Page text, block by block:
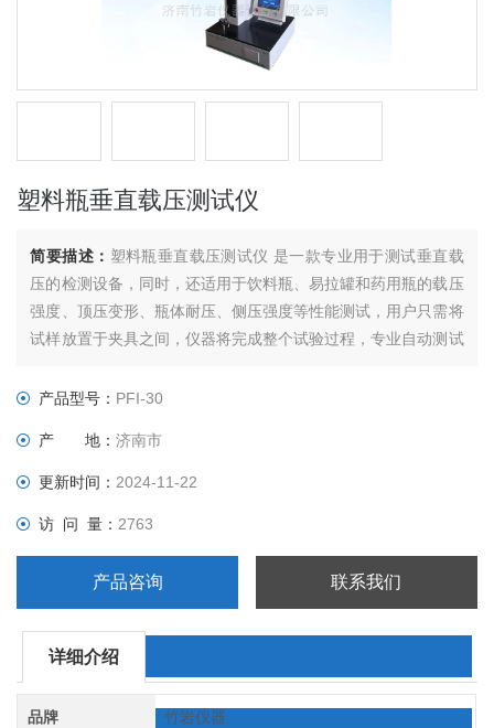
塑料瓶垂直载压测试仪
简要描述： 塑料瓶垂直载压测试仪 是一款专业用于测试垂直载
压的检测设备，同时，还适用于饮料瓶、易拉罐和药用瓶的载压
强度、顶压变形、瓶体耐压、侧压强度等性能测试，用户只需将
试样放置于夹具之间，仪器将完成整个试验过程，专业自动测试
企业可选测试仪器。
产品型号： PFI-30
产 地：济南市
更新时间：2024-11-22
访 问 量：2763
产品咨询 联系我们
详细介绍
品牌 竹岩仪器